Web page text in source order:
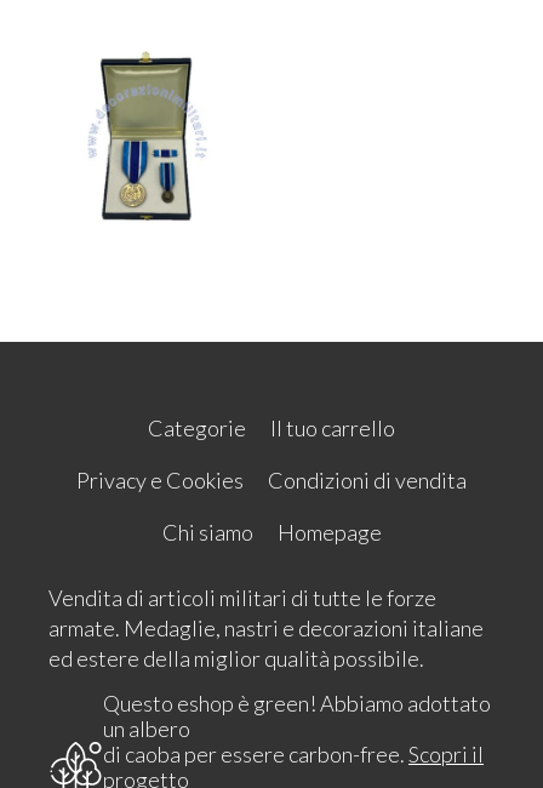
Categorie
Il tuo carrello
Privacy e Cookies
Condizioni di vendita
Chi siamo
Homepage
Vendita di articoli militari di tutte le forze
armate. Medaglie, nastri e decorazioni italiane
ed estere della miglior qualità possibile.
Questo eshop è green! Abbiamo adottato
un albero
di caoba per essere carbon-free.Scopri il
progetto